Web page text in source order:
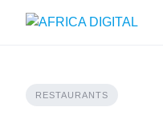
RESTAURANTS